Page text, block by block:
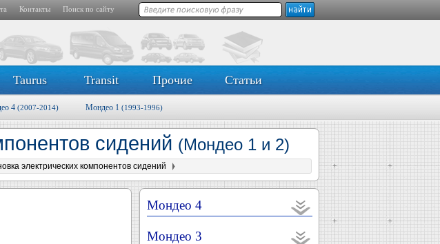
Контакты Поиск по сайту
Taurus Transit Прочие Статьи
4 (2007-2014) Мондео 1 (1993-1996)
сидений (Мондео 1 и 2)
электрических компонентов сидений
Мондео 4
Мондео 3